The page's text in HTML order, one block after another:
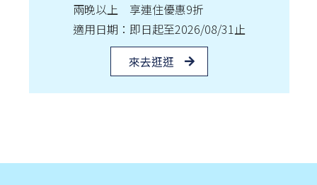
兩晚以上 享連住優惠9折
適用日期：即日起至2026/08/31止
來去逛逛